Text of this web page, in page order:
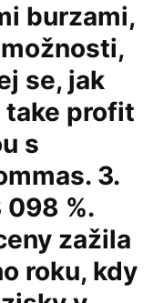
burzami,
se, jak
profit
s
3.
098 %.
zažila
roku, kdy